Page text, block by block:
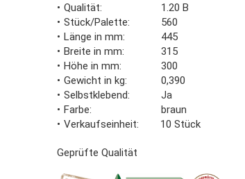
Qualität
1.20 B
Stück/Palette
560
Länge in mm
445
Breite in mm
315
Höhe in mm
300
Gewicht in kg
0,390
Selbstklebend
Ja
Farbe
braun
Verkaufseinheit
10 Stück
Geprüfte Qualität